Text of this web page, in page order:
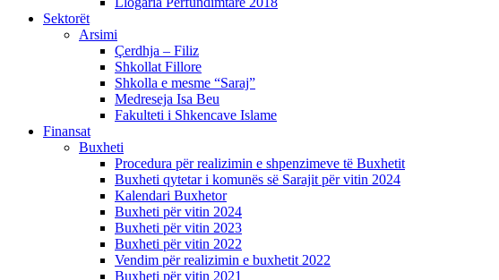
Sektorët
Arsimi
Çerdhja – Filiz
Shkollat Fillore
Shkolla e mesme “Saraj”
Medreseja Isa Beu
Fakulteti i Shkencave Islame
Finansat
Buxheti
Procedura për realizimin e shpenzimeve të Buxhetit
Buxheti qytetar i komunës së Sarajit për vitin 2024
Kalendari Buxhetor
Buxheti për vitin 2024
Buxheti për vitin 2023
Buxheti për vitin 2022
Vendim për realizimin e buxhetit 2022
Buxheti për vitin 2021